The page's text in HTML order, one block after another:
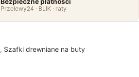
Przelewy24 · BLIK · raty
, Szafki drewniane na buty